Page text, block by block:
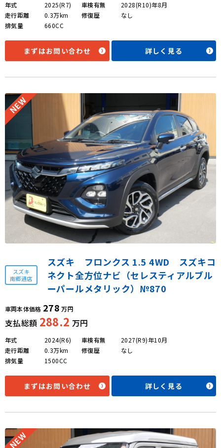
年式
2025(R7)
走行距離
0.3万km
排気量
660CC
車検有無
2028(R10)年8月
修復歴
なし
まずはお問い合わせ 詳しく見る
スズキ
南郷通店
スズキ フロンクス 1.5 4WD スズキコ
ネクト全方位ナビ（セレスティアルブル
ーパールメタリック）№870
車両本体価格 278 万円
支払総額 288.2 万円
年式
2024(R6)
走行距離
0.3万km
排気量
1500CC
車検有無
2027(R9)年10月
修復歴
なし
まずはお問い合わせ 詳しく見る